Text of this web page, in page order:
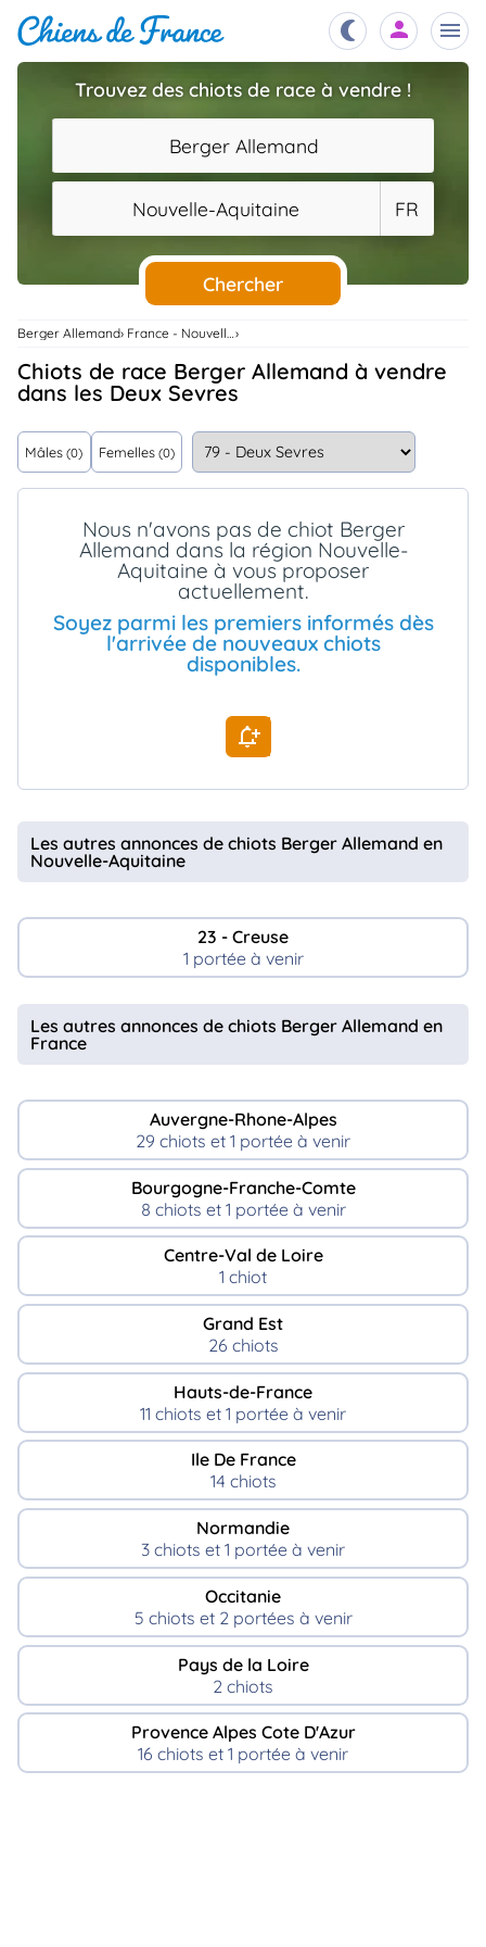
Chiots
Éleveurs
Étalons
Chiens
Services
..
Assurances
Connexion
Trouvez des chiots de race à vendre !
Berger Allemand
Nouvelle-Aquitaine FR
Chercher
Berger Allemand France - Nouvelle-Aquitaine
Chiots de race Berger Allemand à vendre
dans les Deux Sevres
Mâles (0) Femelles (0)
Nous n'avons pas de chiot Berger
Allemand dans la région Nouvelle-
Aquitaine à vous proposer
actuellement.
Soyez parmi les premiers informés dès
l'arrivée de nouveaux chiots
disponibles.
Les autres annonces de chiots Berger Allemand en
Nouvelle-Aquitaine
23 - Creuse
1 portée à venir
Les autres annonces de chiots Berger Allemand en
France
Auvergne-Rhone-Alpes
29 chiots et 1 portée à venir
Bourgogne-Franche-Comte
8 chiots et 1 portée à venir
Centre-Val de Loire
1 chiot
Grand Est
26 chiots
Hauts-de-France
11 chiots et 1 portée à venir
Ile De France
14 chiots
Normandie
3 chiots et 1 portée à venir
Occitanie
5 chiots et 2 portées à venir
Pays de la Loire
2 chiots
Provence Alpes Cote D'Azur
16 chiots et 1 portée à venir